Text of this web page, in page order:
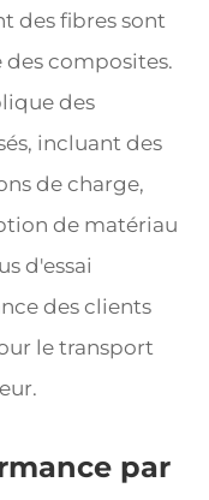
des fibres sont
des composites.
des
incluant des
de charge,
de matériau
d'essai
des clients
le transport
par